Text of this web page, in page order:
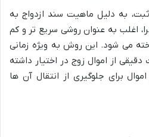
ثبت، به دلیل ماهیت سند ازدواج به
اغلب به عنوان روشی سریع تر و کم
می شود. این روش به ویژه زمانی
از اموال زوج در اختیار داشته
برای جلوگیری از انتقال آن ها